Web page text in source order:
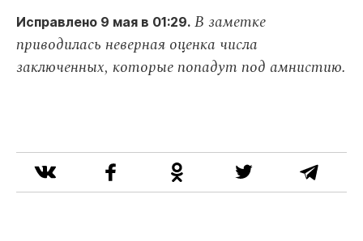
Исправлено 9 мая в 01:29. В заметке
приводилась неверная оценка числа
заключенных, которые попадут под амнистию.